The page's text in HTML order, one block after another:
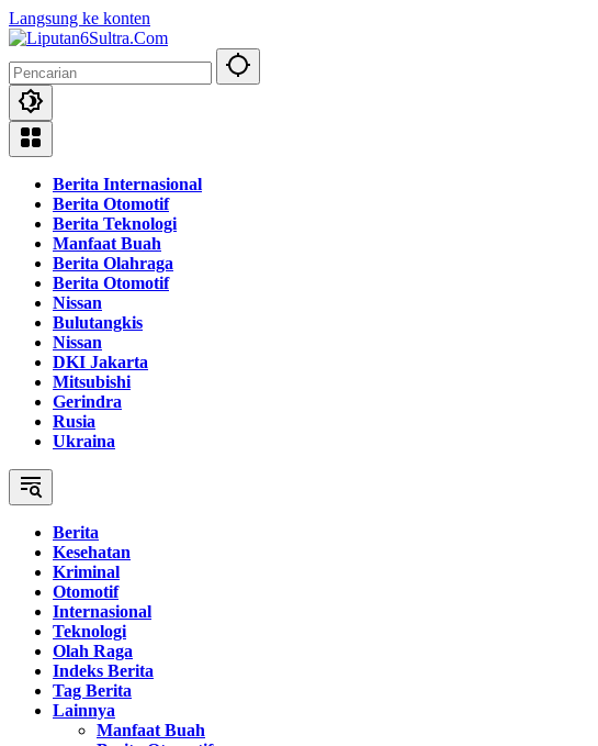
Langsung ke konten
Berita Internasional
Berita Otomotif
Berita Teknologi
Manfaat Buah
Berita Olahraga
Berita Otomotif
Nissan
Bulutangkis
Nissan
DKI Jakarta
Mitsubishi
Gerindra
Rusia
Ukraina
Berita
Kesehatan
Kriminal
Otomotif
Internasional
Teknologi
Olah Raga
Indeks Berita
Tag Berita
Lainnya
Manfaat Buah